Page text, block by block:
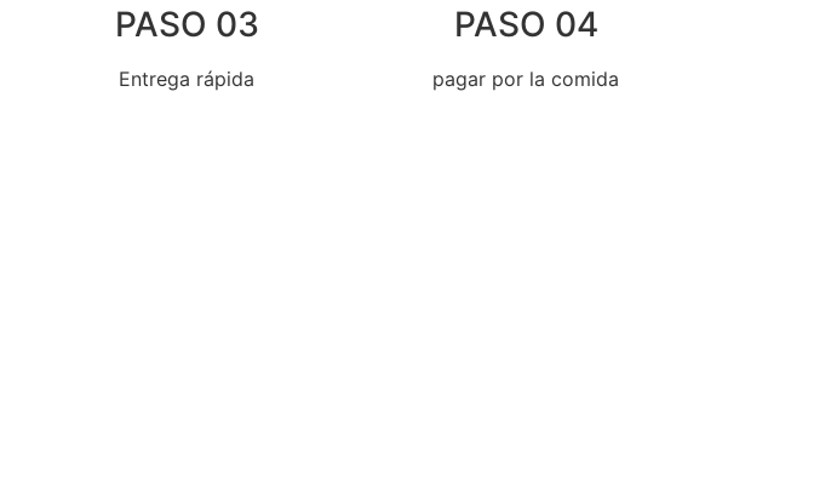
PASO 03
Entrega rápida
PASO 04
pagar por la comida